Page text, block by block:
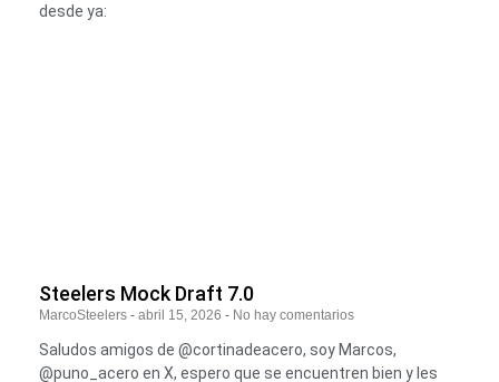
desde ya:
Steelers Mock Draft 7.0
MarcoSteelers abril 15, 2026 No hay comentarios
Saludos amigos de @cortinadeacero, soy Marcos,
@puno_acero en X, espero que se encuentren bien y les